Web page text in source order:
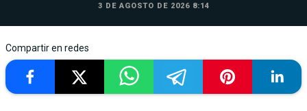
3 DE AGOSTO DE 2026 8:14
Compartir en redes